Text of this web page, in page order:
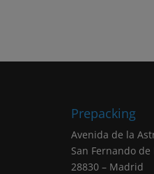
Prepacking
Avenida de la
San Fernando de
28830 – Madrid